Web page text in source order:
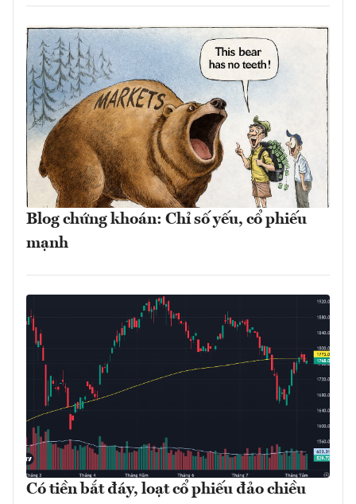
Blog chứng khoán: Chỉ số yếu, cổ phiếu
mạnh
Có tiền bắt đáy, loạt cổ phiếu đảo chiều